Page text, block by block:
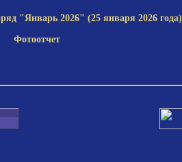
"Январь 2026" (25 января 2026 года)
Фотоотчет